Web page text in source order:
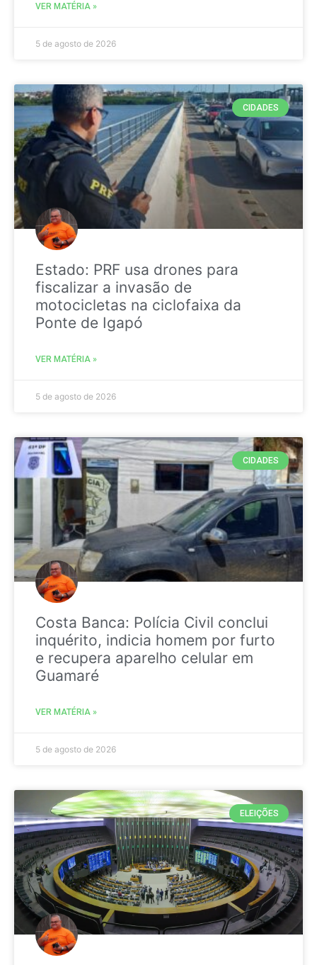
VER MATÉRIA »
5 de agosto de 2026
CIDADES
Estado: PRF usa drones para
fiscalizar a invasão de
motocicletas na ciclofaixa da
Ponte de Igapó
VER MATÉRIA »
5 de agosto de 2026
CIDADES
Costa Banca: Polícia Civil conclui
inquérito, indicia homem por furto
e recupera aparelho celular em
Guamaré
VER MATÉRIA »
5 de agosto de 2026
ELEIÇÕES